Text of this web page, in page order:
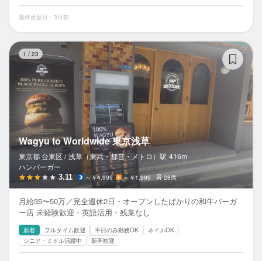
最終更新日：3日前
1 / 23
Wagyu to Worldwide 東京浅草
東京都 台東区 / 浅草（東武・都営・メトロ） 駅 416m
ハンバーガー
3.11 ～￥4,999 ～￥1,999 28席
月給35〜50万／完全週休2日・オープンしたばかりの和牛バーガ
ー店 未経験歓迎・英語活用・残業なし
新着 フルタイム歓迎 平日のみ勤務OK
ネイルOK
シニア・ミドル活躍中
新卒歓迎